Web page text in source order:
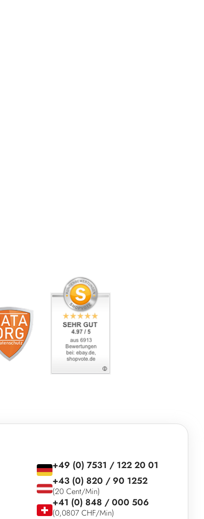
+49 (0) 7531 / 122 20 01
+43 (0) 820 / 90 1252
(20 Cent/Min)
+41 (0) 848 / 000 506
(0,0807 CHF/Min)